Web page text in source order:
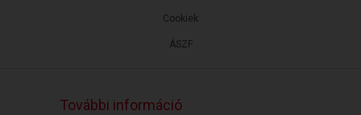
ÁSZF
Cookiek
További információ